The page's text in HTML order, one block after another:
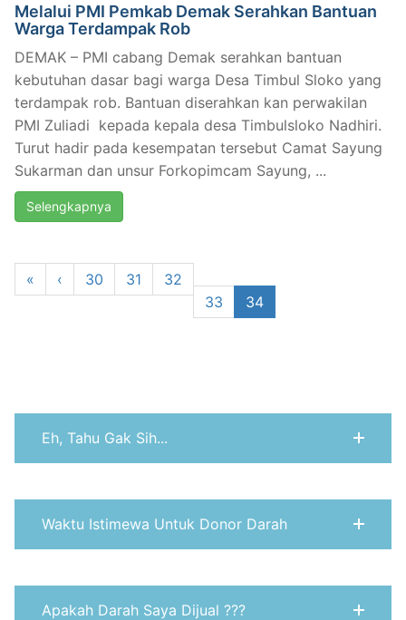
Melalui PMI Pemkab Demak Serahkan Bantuan
Warga Terdampak Rob
DEMAK – PMI cabang Demak serahkan bantuan
kebutuhan dasar bagi warga Desa Timbul Sloko yang
terdampak rob. Bantuan diserahkan kan perwakilan
PMI Zuliadi kepada kepala desa Timbulsloko Nadhiri.
Turut hadir pada kesempatan tersebut Camat Sayung
Sukarman dan unsur Forkopimcam Sayung, ...
Selengkapnya
« ‹ 30 31
32
33
34
Eh, Tahu Gak Sih...
Waktu Istimewa Untuk Donor Darah
Apakah Darah Saya Dijual ???